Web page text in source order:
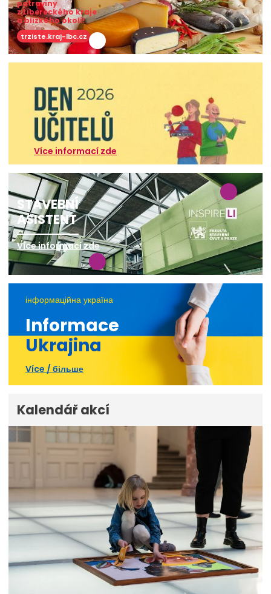
potraviny
z Libereckého kraje
a blízkého okolí!
trziste.kraj-lbc.cz
Více informací zde
STAVEBNÍ
ASISTENT
Více informací zde
інформаційна україна
Informace
Ukrajina
Více / більше
Kalendář akcí